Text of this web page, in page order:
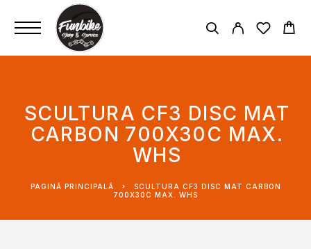
SCULTURA CF3 DISC MAT
CARBON 700X30C MAX.
WHS
PAGINĂ PRINCIPALĂ
SCULTURA CF3 DISC MAT CARBON
700X30C MAX. WHS